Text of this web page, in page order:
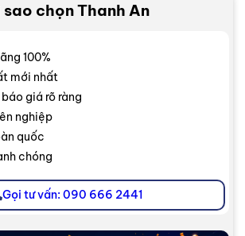
sao chọn Thanh An
100%
mới nhất
giá rõ ràng
nghiệp
quốc
chóng
Gọi tư vấn: 090 666 2441